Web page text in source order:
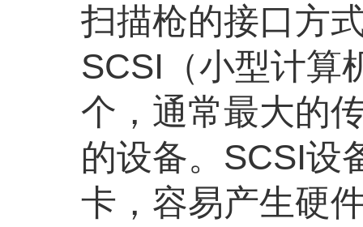
扫描枪的接口方
SCSI（小型计算
个，通常最大的
的设备。SCSI设
卡，容易产生硬